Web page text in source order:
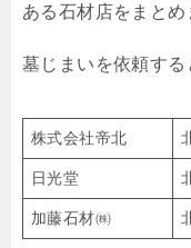
ある石材店をまとめ
墓じまいを依頼する
株式会社帝北
日光堂
加藤石材㈱